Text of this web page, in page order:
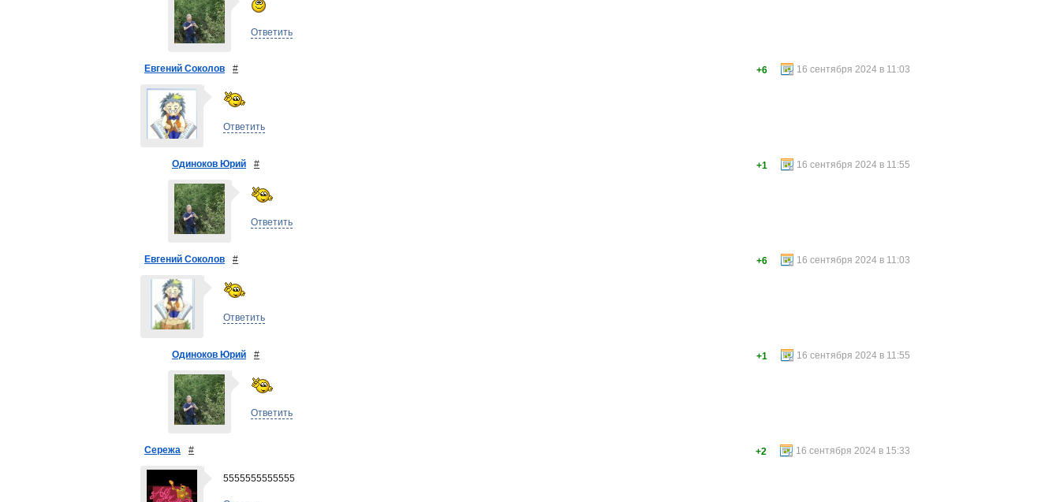
Ответить
Евгений Соколов # 16 сентября 2024 в 11:03
+6
Ответить
Одиноков Юрий # 16 сентября 2024 в 11:55
+1
Ответить
Евгений Соколов # 16 сентября 2024 в 11:03
+6
Ответить
Одиноков Юрий # 16 сентября 2024 в 11:55
+1
Ответить
Сережа # 16 сентября 2024 в 15:33
+2
5555555555555